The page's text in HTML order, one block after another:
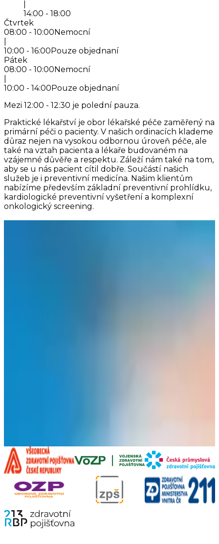
14:00 - 18:00
Čtvrtek
08:00 - 10:00Nemocní
10:00 - 16:00Pouze objednaní
Pátek
08:00 - 10:00Nemocní
10:00 - 14:00Pouze objednaní
Mezi 12:00 - 12:30 je polední pauza.
Praktické lékařství je obor lékařské péče zaměřený na
primární péči o pacienty. V našich ordinacích klademe
důraz nejen na vysokou odbornou úroveň péče, ale
také na vztah pacienta a lékaře budovaném na
vzájemné důvěře a respektu. Záleží nám také na tom,
aby se u nás pacient cítil dobře. Součástí našich
služeb je i preventivní medicína. Našim klientům
nabízíme především základní preventivní prohlídku,
kardiologické preventivní vyšetření a komplexní
onkologický screening.